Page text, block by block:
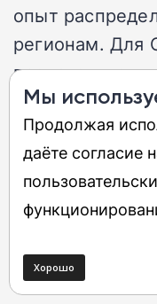
опыт
регионам. Для
Snapdragon.
рынках и
поставками,
дефицит.
Мы
Продолжая
даёте согласие